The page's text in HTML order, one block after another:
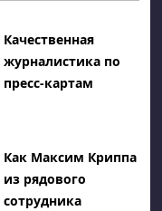
Качественная
журналистика по
пресс-картам
Как Максим Криппа
из рядового
сотрудника